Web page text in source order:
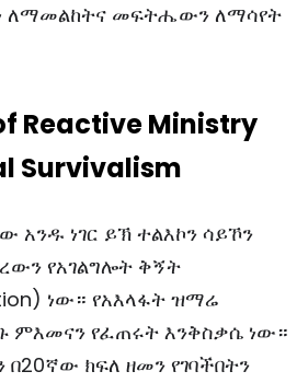
ለማመልከትና መፍትሔውን ለማሳየት
Reactive Ministry
Survivalism
አንዱ ነገር ይኽ ተልእኮን ሳይኾን
የአገልግሎት ቅኝት
ነው። የአእላፋት ዝማሬ
ምእመናን የፈጠሩት እንቅስቃሴ ነው።
ክፍለ ዘመን የገባችበትን